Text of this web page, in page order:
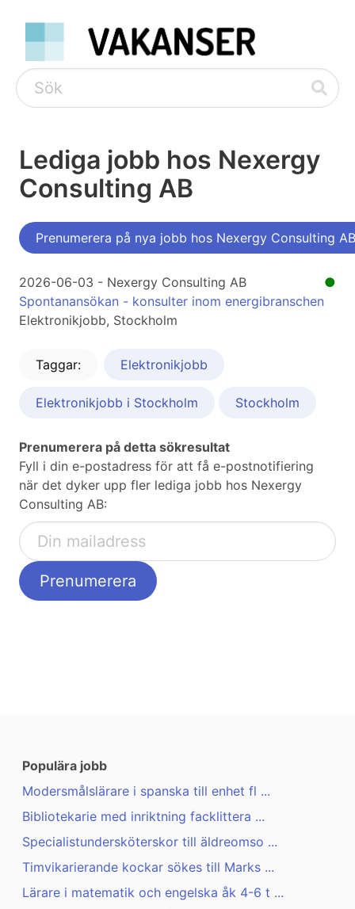
Lediga jobb hos Nexergy
Consulting AB
Prenumerera på nya jobb hos Nexergy Consulting AB
●
2026-06-03 - Nexergy Consulting AB
Spontanansökan - konsulter inom energibranschen
Elektronikjobb, Stockholm
Taggar: Elektronikjobb
Elektronikjobb i Stockholm Stockholm
Prenumerera på detta sökresultat
Fyll i din e-postadress för att få e-postnotifiering
när det dyker upp fler lediga jobb hos Nexergy
Consulting AB:
Populära jobb
Modersmålslärare i spanska till enhet fl ...
Bibliotekarie med inriktning facklittera ...
Specialistundersköterskor till äldreomso ...
Timvikarierande kockar sökes till Marks ...
Lärare i matematik och engelska åk 4-6 t ...